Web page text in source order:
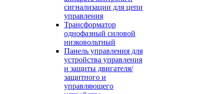
сигнализации для цепи
управления
Трансформатор
однофазный силовой
низковольтный
Панель управления для
устройства управления
и защиты двигателя/
защитного и
управляющего